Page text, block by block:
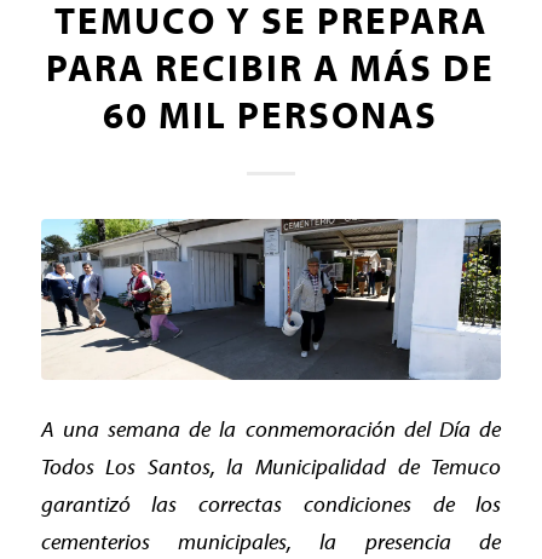
TEMUCO Y SE PREPARA
PARA RECIBIR A MÁS DE
60 MIL PERSONAS
A una semana de la conmemoración del Día de
Todos Los Santos, la Municipalidad de Temuco
garantizó las correctas condiciones de los
cementerios municipales, la presencia de